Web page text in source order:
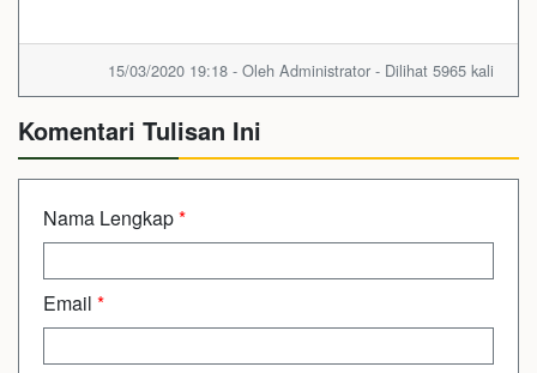
15/03/2020 19:18 - Oleh Administrator - Dilihat 5965 kali
Komentari Tulisan Ini
Nama Lengkap*
Email *